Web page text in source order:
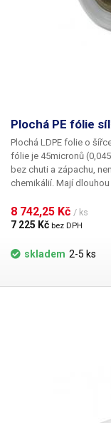
Plochá PE fólie
Plochá LDPE folie o
fólie je 45micronů
bez chuti a zápachu,
chemikálií. Mají
obalů jakéhokoliv zboží.
recyklovatelné a jsou
477/2001 Sb. (zákon o
8 742,25 Kč / ks
7 225 Kč bez DPH
skladem 2-5 ks